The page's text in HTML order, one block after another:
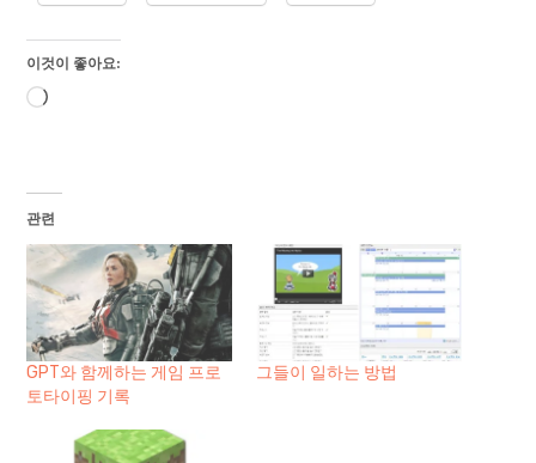
이것이 좋아요:
로
관련
GPT와 함께하는 게임 프로
토타이핑 기록
그들이 일하는 방법